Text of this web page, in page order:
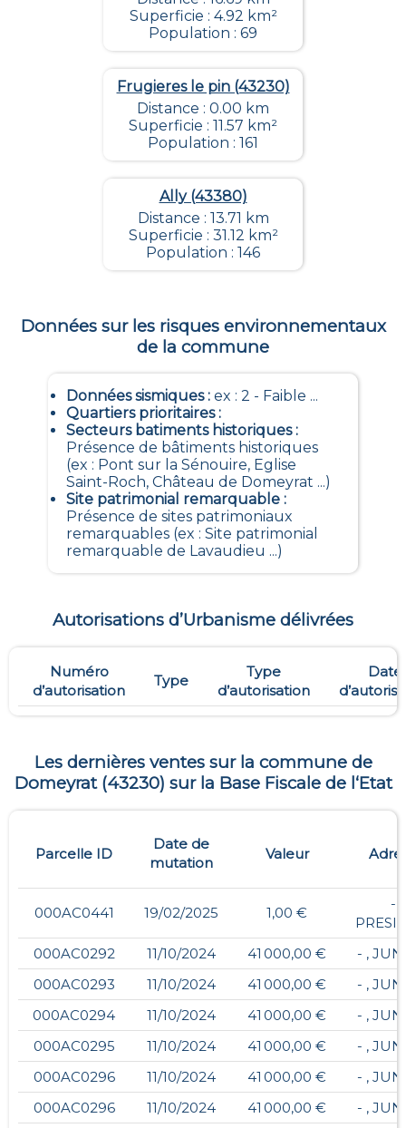
Superficie : 4.92 km²
Population : 69
Frugieres le pin (43230)
Distance : 0.00 km
Superficie : 11.57 km²
Population : 161
Ally (43380)
Distance : 13.71 km
Superficie : 31.12 km²
Population : 146
Données sur les risques environnementaux
de la commune
Données sismiques: ex : 2 - Faible ...
Quartiers prioritaires:
Secteurs batiments historiques:
Présence de bâtiments historiques
(ex : Pont sur la Sénouire, Eglise
Saint-Roch, Château de Domeyrat ...)
Site patrimonial remarquable:
Présence de sites patrimoniaux
remarquables (ex : Site patrimonial
remarquable de Lavaudieu ...)
Autorisations d’Urbanisme délivrées
Numéro
d’autorisation
Type
Type
d’autorisation
Date
Les dernières ventes sur la commune de
Domeyrat(43230) sur la Base Fiscale de l‘Etat
Parcelle ID
Date de
mutation
Valeur
000AC0441 19/02/2025 1,00 €
- ,
000AC0292
11/10/2024 41 000,00 €
- ,
000AC0293
11/10/2024 41 000,00 €
- ,
000AC0294
11/10/2024 41 000,00 €
- ,
000AC0295
11/10/2024 41 000,00 €
- ,
000AC0296
11/10/2024 41 000,00 €
- ,
000AC0296
11/10/2024 41 000,00 €
- ,